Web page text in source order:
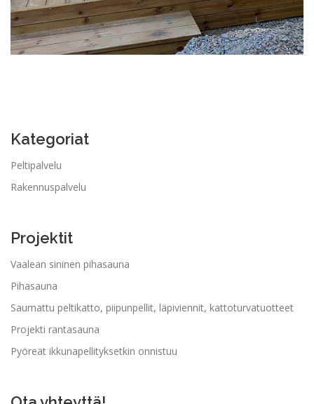
Kategoriat
Peltipalvelu
Rakennuspalvelu
Projektit
Vaalean sininen pihasauna
Pihasauna
Saumattu peltikatto, piipunpellit, läpiviennit, kattoturvatuotteet
Projekti rantasauna
Pyöreät ikkunapellityksetkin onnistuu